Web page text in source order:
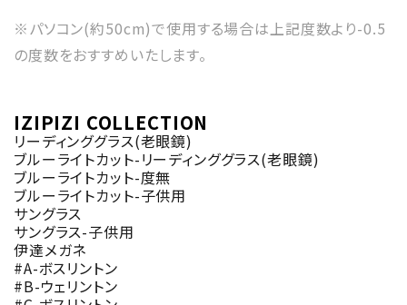
※パソコン(約50cm)で使用する場合は上記度数より-0.5
の度数をおすすめいたします。
IZIPIZI COLLECTION
リーディンググラス(老眼鏡)
ブルーライトカット-リーディンググラス(老眼鏡)
ブルーライトカット-度無
ブルーライトカット-子供用
サングラス
サングラス-子供用
伊達メガネ
#A-ボスリントン
#B-ウェリントン